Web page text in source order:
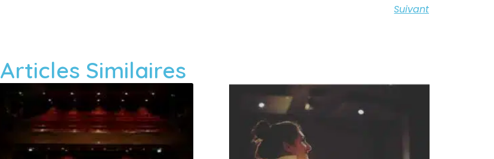
Suivant
Articles Similaires